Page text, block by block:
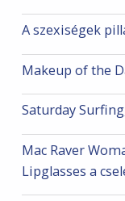
A szexiségek
Makeup of the
Saturday
Mac Raver
Lipglasses a